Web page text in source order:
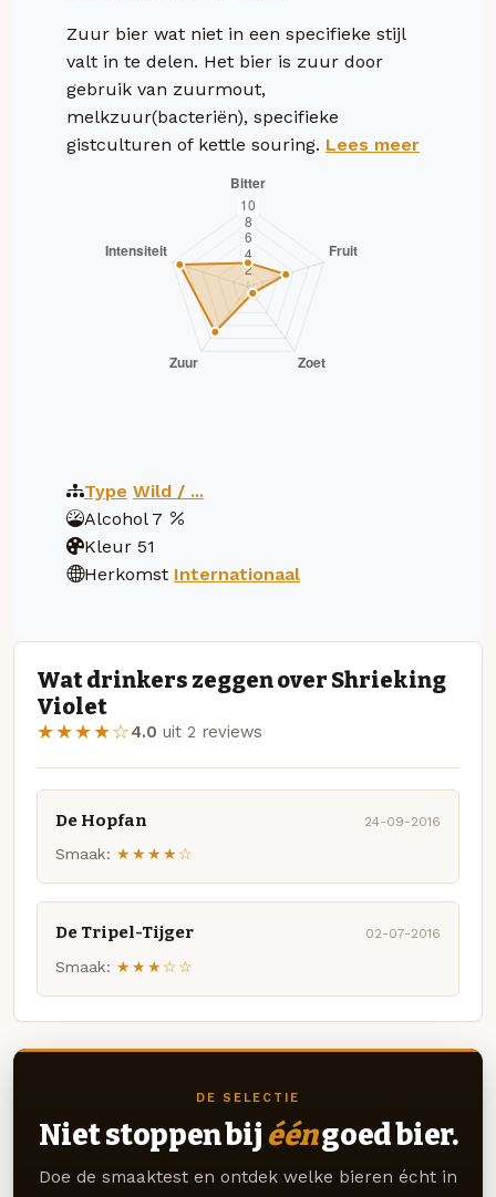
Zuur bier wat niet in een specifieke stijl
valt in te delen. Het bier is zuur door
gebruik van zuurmout,
melkzuur(bacteriën), specifieke
gistculturen of kettle souring. Lees meer
Type Wild / ...
Alcohol 7
Kleur 51
Herkomst Internationaal
Wat drinkers zeggen over Shrieking
Violet
★★★★☆4.0 uit 2 reviews
De Hopfan 24-09-2016
Smaak: ★★★★☆
De Tripel-Tijger 02-07-2016
Smaak: ★★★☆☆
DE SELECTIE
Niet stoppen bij ééngoed bier.
Doe de smaaktest en ontdek welke bieren écht in